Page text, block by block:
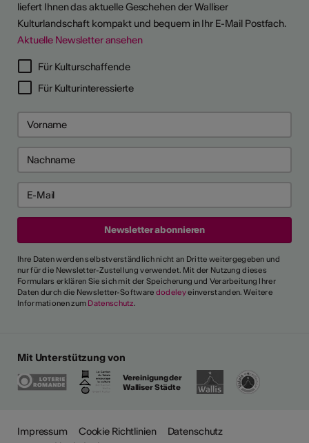
liefert Ihnen das aktuelle Geschehen der Walliser
Kulturlandschaft kompakt und bequem in Ihr E-Mail Postfach.
Aktuelle Newsletter ansehen
Für Kulturschaffende
Für Kulturinteressierte
Ihre Daten werden selbstverständlich nicht an Dritte weitergegeben und
nur für die Newsletter-Zustellung verwendet. Mit der Nutzung dieses
Formulars erklären Sie sich mit der Speicherung und Verarbeitung Ihrer
Daten durch die Newsletter-Software dodeleyeinverstanden. Weitere
Informationen zum Datenschutz.
Mit Unterstützung von
Vereinigung der
Walliser Städte
Impressum Cookie Richtlinien
Datenschutz